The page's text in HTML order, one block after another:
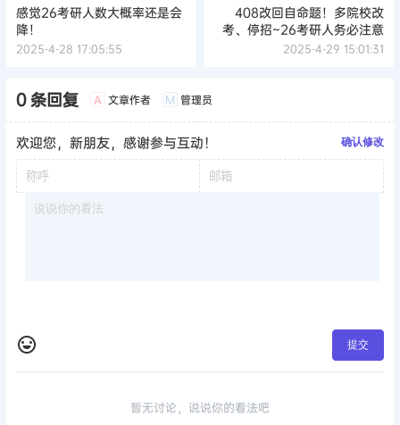
感觉26考研人数大概率还是会
降！
2025-4-28 17:05:55
408改回自命题！多院校改
考、停招~26考研人务必注意
2025-4-29 15:01:31
0 条回复 A 文章作者 M 管理员
欢迎您，新朋友，感谢参与互动！ 确认修改
提交
暂无讨论，说说你的看法吧